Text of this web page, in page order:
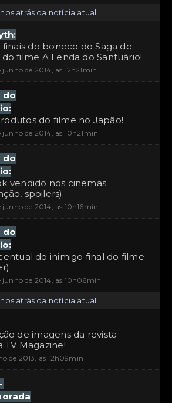
atrás da notícia atual
finais do boneco do Saga de
do filme A Lenda do Santuário!
de 2014, as 12h21min
do
do filme no Japão!
de 2014, as 10h21min
do
vendido nos cinemas
spoilers)
de 2014, as 10h16min
do
do inimigo final do filme
junho de 2014, as 10h06min
atrás da notícia atual
de imagens da revista
TV Magazine!
de 2013, as 12h09min